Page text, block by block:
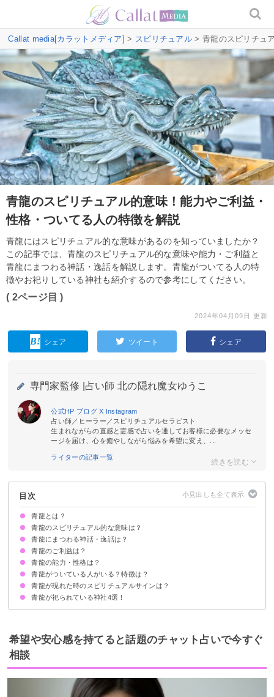
Callat media[カラットメディア] > スピリチュアル > 青龍のスピリチュ
青龍のスピリチュアル的意味！能力やご利益・
性格・ついてる人の特徴を解説
青龍にはスピリチュアル的な意味があるのを知っていましたか？
この記事では、青龍のスピリチュアル的な意味や能力・ご利益と
青龍にまつわる神話・逸話を解説します。青龍がついてる人の特
徴やお祀りしている神社も紹介するので参考にしてください。
( 2ページ目 )
2024年04月09日 更新
シェア ツイート シェア
専門家監修 | 占い師 北の隠れ魔女ゆうこ
公式HP ブログX Instagram
占い師／ヒーラー／スピリチュアルセラピスト
生まれながらの直感と霊感で占いを通してお客様に必要なメッセ
ージを届け、心を癒やしながら悩みを希望に変え、...
ライターの記事一覧
目次
青龍とは？
五行思想に基づく中国の伝説上の神獣
青龍のスピリチュアル的な意味は？
①長男の守護神
②物事のはじまりの象徴
③成功の兆し
④出世の暗示
⑤富を招く象徴
青龍にまつわる神話・逸話は？
①青龍とパワーストーンの関係
②チマキの起源
③青龍の恩返し
④青龍湖の伝説
青龍のご利益は？
①金運上昇
②仕事運アップ
③勝負運増幅
④災難除け
⑤対人円満
青龍の能力・性格は？
青龍がついている人がいる？特徴は？
真面目で誠実な性格
リーダーシップが高い
人の幸せを願う優しい性格
完璧主義の一面がある
前向きな性格
青龍が現れた時のスピリチュアルサインは？
龍雲を見た
何度も虹を見た
数字の8をよく見る
青龍が祀られている神社4選！
①京都：八坂神社
②田無神社
③青龍神社（栃木県日光市）
④青龍神社（兵庫県明石市）
希望や安心感を持てると話題のチャット占いで今すぐ
相談